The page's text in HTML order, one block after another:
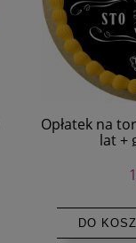
Opłatek na
lat +
DO